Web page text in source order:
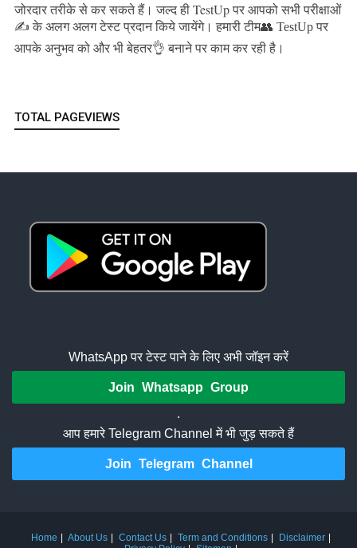
जोरदार तरीके से कर सकते हैं।जल्द ही TestUp पर आपको सभी परीक्षाओं
✍️ के अलग अलग टेस्ट प्रदान किये जायेंगे। हमारी टीम👥 TestUp पर
आपके अनुभव को और भी बेहतर👌 बनाने पर काम कर रही है।
TOTAL PAGEVIEWS
WhatsApp पर टेस्ट पाने के लिए अभी जॉइन करें
Join Whatsapp Group
.
आप हमारे Telegram Channel में भी जुड़ सकते हैं
Join Telegram Channel
Home About Us Contact Us Term and Conditions
Disclaimer